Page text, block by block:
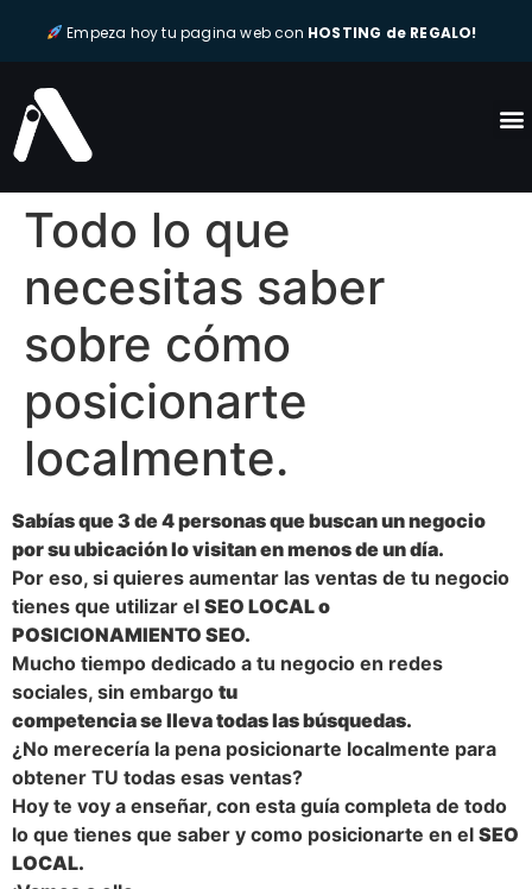
Empeza hoy tu pagina web con HOSTING de REGALO!
Todo lo que
necesitas saber
sobre cómo
posicionarte
localmente.
Sabías que 3 de 4 personas que buscan un negocio
por su ubicación lo visitan en menos de un día.
Por eso, si quieres aumentar las ventas de tu negocio
tienes que utilizar el SEO LOCAL o
POSICIONAMIENTO SEO.
Mucho tiempo dedicado a tu negocio en redes
sociales, sin embargo tu
competencia se lleva todas las búsquedas.
¿No merecería la pena posicionarte localmente para
obtener TU todas esas ventas?
Hoy te voy a enseñar, con esta guía completa de todo
lo que tienes que saber y como posicionarte en el SEO
LOCAL.